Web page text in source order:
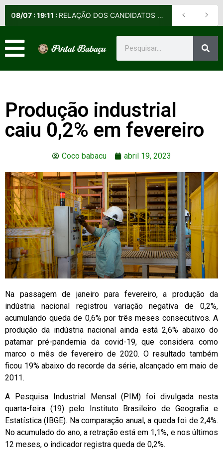
08/07 :19:11 : RELAÇÃO DOS CANDIDATOS SELECIONADOS E NÃO SELECIONADOS PARA A FASE PRESENCIAL DOS CURSOS DE APERFEIÇOAMENTO DE PRAÇAS (CAP) E DE FORMAÇÃO DE SARGENTOS (CFS) – EDITAL Nº 09/2026-DE
Produção industrial
caiu 0,2% em fevereiro
Coco babacu abril 19, 2023
Na passagem de janeiro para fevereiro, a produção da
indústria nacional registrou variação negativa de 0,2%,
acumulando queda de 0,6% por três meses consecutivos. A
produção da indústria nacional ainda está 2,6% abaixo do
patamar pré-pandemia da covid-19, que considera como
marco o mês de fevereiro de 2020. O resultado também
ficou 19% abaixo do recorde da série, alcançado em maio de
2011.
A Pesquisa Industrial Mensal (PIM) foi divulgada nesta
quarta-feira (19) pelo Instituto Brasileiro de Geografia e
Estatística (IBGE). Na comparação anual, a queda foi de 2,4%.
No acumulado do ano, a retração está em 1,1%, e nos últimos
12 meses, o indicador registra queda de 0,2%.